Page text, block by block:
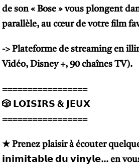
de son « Bose » vous plongent
parallèle, au cœur de votre film
-> Plateforme de streaming en
Vidéo, Disney +, 90 chaînes TV).
=================
🎲 𝗟𝗢𝗜𝗦𝗜𝗥𝗦 & 𝗝𝗘𝗨𝗫
=================
★ Prenez plaisir à écouter
𝗶𝗻𝗶𝗺𝗶𝘁𝗮𝗯𝗹𝗲 𝗱𝘂 𝘃𝗶𝗻𝘆𝗹𝗲… en